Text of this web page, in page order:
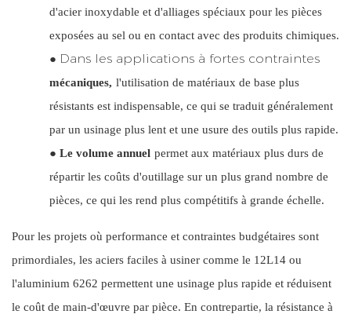
d'acier inoxydable et d'alliages spéciaux pour les pièces
exposées au sel ou en contact avec des produits chimiques.
● Dans les applications à fortes contraintes
mécaniques, l'utilisation de matériaux de base plus
résistants est indispensable, ce qui se traduit généralement
par un usinage plus lent et une usure des outils plus rapide.
● Le volume annuel permet aux matériaux plus durs de
répartir les coûts d'outillage sur un plus grand nombre de
pièces, ce qui les rend plus compétitifs à grande échelle.
Pour les projets où performance et contraintes budgétaires sont
primordiales, les aciers faciles à usiner comme le 12L14 ou
l'aluminium 6262 permettent une usinage plus rapide et réduisent
le coût de main-d'œuvre par pièce. En contrepartie, la résistance à